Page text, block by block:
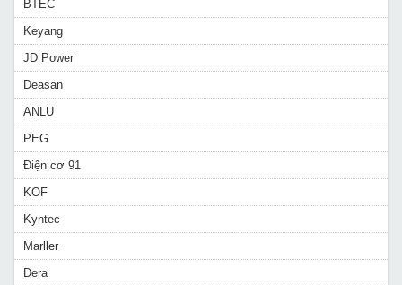
BTEC
Keyang
JD Power
Deasan
ANLU
PEG
Điện cơ 91
KOF
Kyntec
Marller
Dera